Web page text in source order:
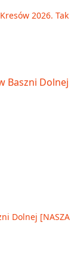
2026. Tak
Dolnej [NASZA